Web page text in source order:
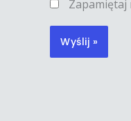
Zapamiętaj